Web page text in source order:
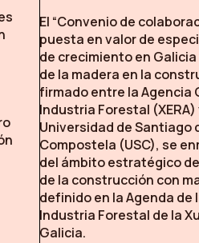
El “Convenio de
puesta en valor de
de crecimiento en
de la madera en la
firmado entre la Agencia
Industria Forestal (XERA)
Universidad de Santiago
Compostela (USC), se
del ámbito estratégico
de la construcción con
definido en la Agenda de
Industria Forestal de la
Galicia.